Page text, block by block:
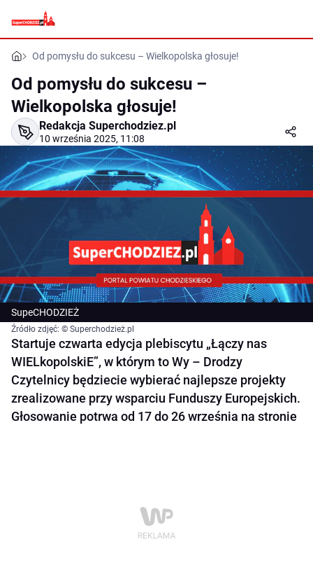
Od pomysłu do sukcesu – Wielkopolska głosuje!
Od pomysłu do sukcesu –
Wielkopolska głosuje!
Redakcja Superchodziez.pl
10 września 2025, 11:08
SupeCHODZIEŻ
Źródło zdjęć: © Superchodzież.pl
Startuje czwarta edycja plebiscytu „Łączy nas
WIELkopolskiE”, w którym to Wy – Drodzy
Czytelnicy będziecie wybierać najlepsze projekty
zrealizowane przy wsparciu Funduszy Europejskich.
Głosowanie potrwa od 17 do 26 września na stronie